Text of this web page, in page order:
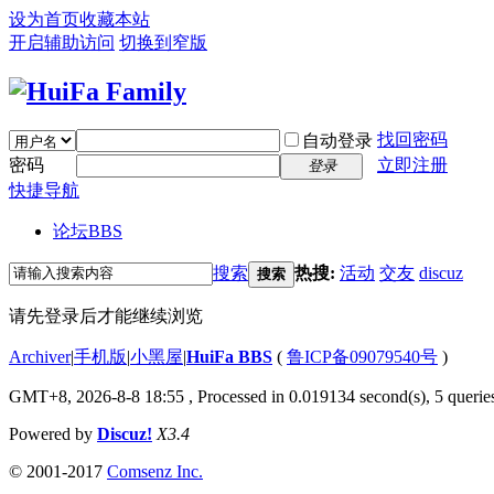
设为首页收藏本站
开启辅助访问 切换到窄版
自动登录 找回密码
密码
登录
立即注册
快捷导航
论坛BBS
搜索 搜索 热搜: 活动 交友 discuz
请先登录后才能继续浏览
Archiver|手机版|小黑屋|HuiFa BBS ( 鲁ICP备09079540号 )
GMT+8, 2026-8-8 18:55 , Processed in 0.019134 second(s), 5
Powered by Discuz! X3.4
© 2001-2017 Comsenz Inc.